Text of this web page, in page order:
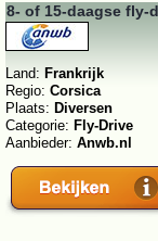
8- of 15-daagse fly-
Land: Frankrijk
Regio: Corsica
Plaats: Diversen
Categorie: Fly-Drive
Aanbieder: Anwb.nl